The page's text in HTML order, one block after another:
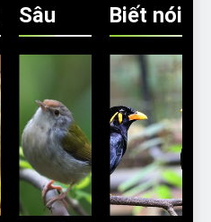
Sâu
Biết nói